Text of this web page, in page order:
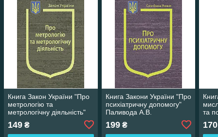
Книга Закон України "Про
метрологію та
метрологічну діяльність"
149 ₴
Книга Закони України "Про
психіатричну допомогу"
Паливода А.В.
199₴
та
170